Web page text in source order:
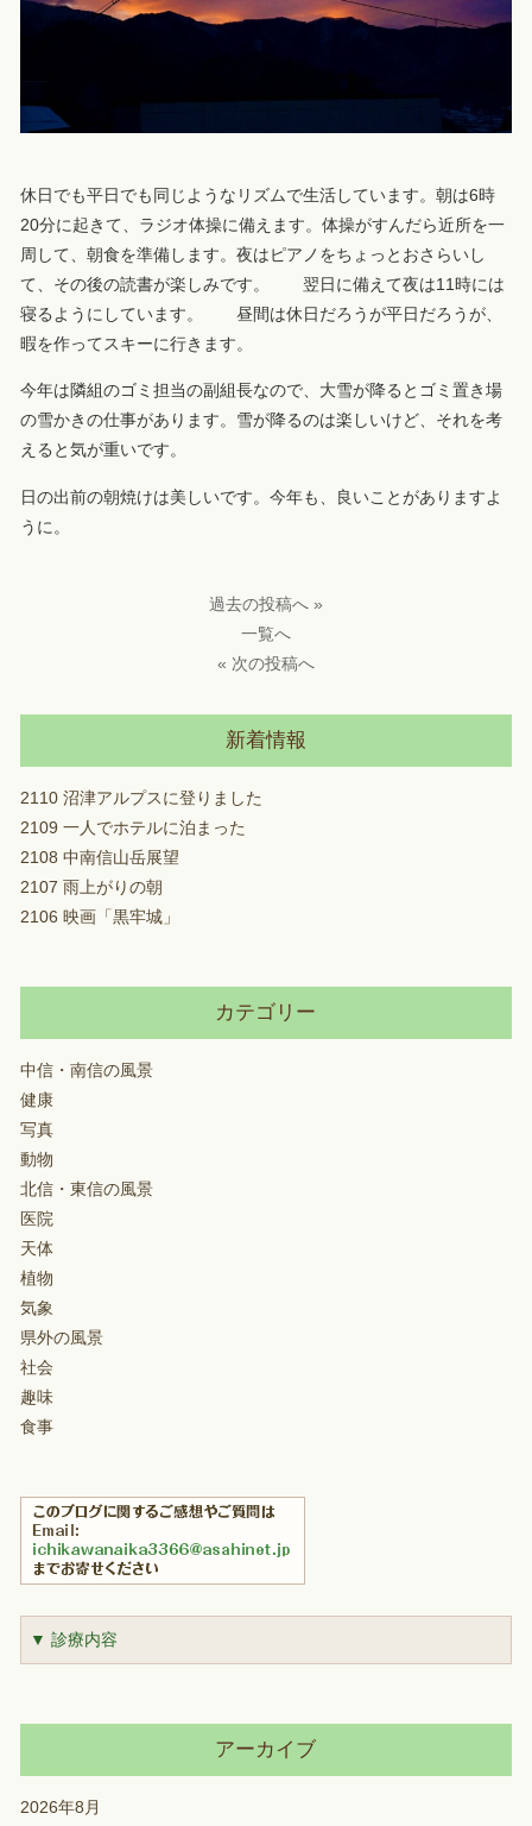
休日でも平日でも同じようなリズムで生活しています。朝は6時
20分に起きて、ラジオ体操に備えます。体操がすんだら近所を一
周して、朝食を準備します。夜はピアノをちょっとおさらいし
て、その後の読書が楽しみです。 翌日に備えて夜は11時には
寝るようにしています。 昼間は休日だろうが平日だろうが、
暇を作ってスキーに行きます。
今年は隣組のゴミ担当の副組長なので、大雪が降るとゴミ置き場
の雪かきの仕事があります。雪が降るのは楽しいけど、それを考
えると気が重いです。
日の出前の朝焼けは美しいです。今年も、良いことがありますよ
うに。
過去の投稿へ »
一覧へ
« 次の投稿へ
新着情報
2110 沼津アルプスに登りました
2109 一人でホテルに泊まった
2108 中南信山岳展望
2107 雨上がりの朝
2106 映画「黒牢城」
カテゴリー
中信・南信の風景
健康
写真
動物
北信・東信の風景
医院
天体
植物
気象
県外の風景
社会
趣味
食事
▼ 診療内容
アーカイブ
2026年8月